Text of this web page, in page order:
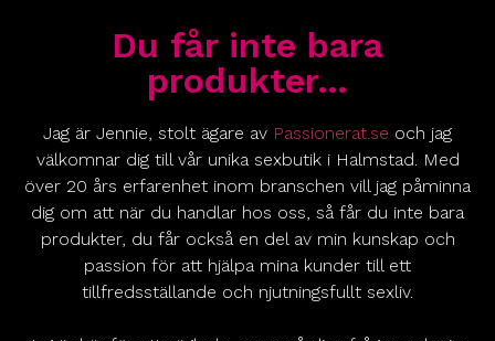
Du får inte bara
produkter…
Jag är Jennie, stolt ägare av Passionerat.se och jag
välkomnar dig till vår unika sexbutik i Halmstad. Med
över 20 års erfarenhet inom branschen vill jag påminna
dig om att när du handlar hos oss, så får du inte bara
produkter, du får också en del av min kunskap och
passion för att hjälpa mina kunder till ett
tillfredsställande och njutningsfullt sexliv.